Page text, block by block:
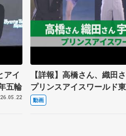
アイ
五輪
【詳報】高橋さん、織田
プリンスアイスワールド
動画